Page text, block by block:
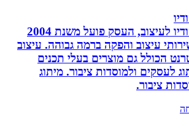
בטי ששון סטודיו לעיצוב, העסק פועל משנת 2004
עיצוב והפקה ברמה גבוהה. עיצוב
הכולל גם מוצרים בעלי תכנים
ולמוסדות ציבור. מיתוג